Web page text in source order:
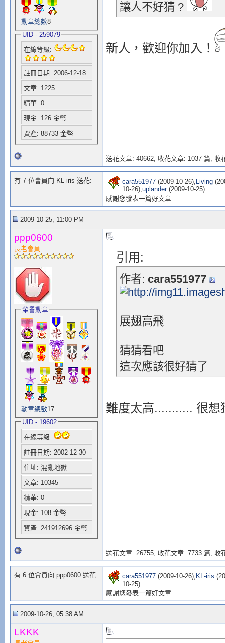
勳章總數8
UID - 259079
在線等級:
註冊日期: 2006-12-18
文章: 1225
精華: 0
現金: 126 金幣
資產: 88733 金幣
讓人不好猜 ?
新人，歡迎你加入！
送花文章: 40662, 收花文章: 1037 篇, 收
有 7 位會員向 KL-iris 送花: cara551977(2009-10-26), Living
10-26),uplander(2009-10-25)
感謝您發表一篇好文章
2009-10-25, 11:00 PM
ppp0600
長老會員
榮譽勳章
勳章總數17
UID - 19602
在線等級:
註冊日期: 2002-12-30
住址: 混亂地獄
文章: 10345
精華: 0
現金: 108 金幣
資產: 241912696 金幣
引用:
作者: cara551977
展翅高飛
猜猜看吧
這次應該很好猜了
難度太高........... 很
送花文章: 26755, 收花文章: 7733 篇, 收
有 6 位會員向 ppp0600 送花: cara551977(2009-10-26), KL-iris
10-25)
感謝您發表一篇好文章
2009-10-26, 05:38 AM
LKKK